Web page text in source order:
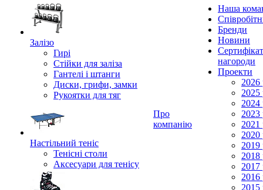
Залізо
Гирі
Стійки для заліза
Гантелі і штанги
Диски, грифи, замки
Рукоятки для тяг
Настільний теніс
Тенісні столи
Аксесуари для тенісу
Про
компанію
Наша
Бренди
Новини
нагороди
Проекти
2026
2025
2024
2023
2021
2020
2019
2018
2017
2016
2015